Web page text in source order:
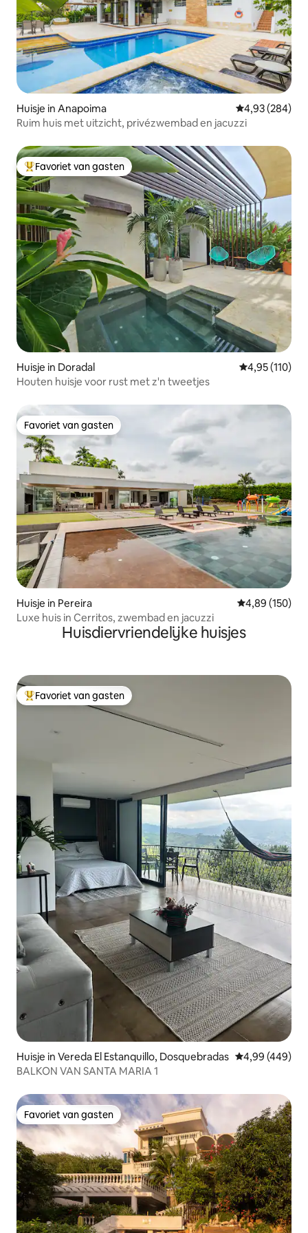
Huisje in Anapoima Gemiddelde
4,93 (284)
Ruim huis met uitzicht, privézwembad en jacuzzi
Topfavoriet van gasten
Favoriet van gasten
Huisje in Doradal Gemiddelde
4,95 (110)
Houten huisje voor rust met z'n tweetjes
Favoriet van gasten
Favoriet van gasten
Huisje in Pereira Gemiddelde
4,89 (150)
Luxe huis in Cerritos, zwembad en jacuzzi
Huisdiervriendelijke huisjes
Topfavoriet van gasten
Favoriet van gasten
Huisje in Vereda El Estanquillo, Dosquebradas Gemiddelde
4,99 (449)
BALKON VAN SANTA MARIA 1
Favoriet van gasten
Favoriet van gasten